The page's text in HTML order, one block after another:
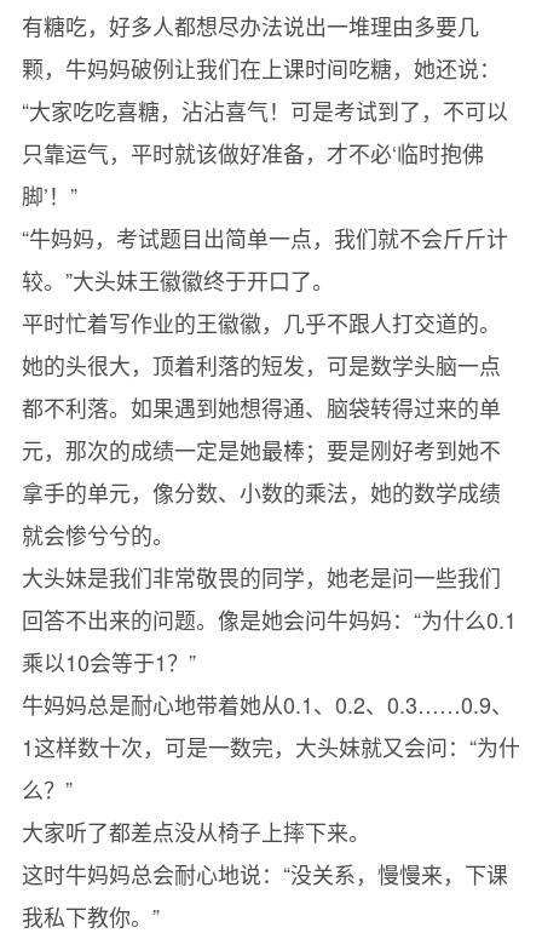
有糖吃，好多人都想尽办法说出一堆理由多要几
颗，牛妈妈破例让我们在上课时间吃糖，她还说：
“大家吃吃喜糖，沾沾喜气！可是考试到了，不可以
只靠运气，平时就该做好准备，才不必‘临时抱佛
脚’！”
“牛妈妈，考试题目出简单一点，我们就不会斤斤计
较。”大头妹王徽徽终于开口了。
平时忙着写作业的王徽徽，几乎不跟人打交道的。
她的头很大，顶着利落的短发，可是数学头脑一点
都不利落。如果遇到她想得通、脑袋转得过来的单
元，那次的成绩一定是她最棒；要是刚好考到她不
拿手的单元，像分数、小数的乘法，她的数学成绩
就会惨兮兮的。
大头妹是我们非常敬畏的同学，她老是问一些我们
回答不出来的问题。像是她会问牛妈妈：“为什么0.1
乘以10会等于1？”
牛妈妈总是耐心地带着她从0.1、0.2、0.3……0.9、
1这样数十次，可是一数完，大头妹就又会问：“为什
么？”
大家听了都差点没从椅子上摔下来。
这时牛妈妈总会耐心地说：“没关系，慢慢来，下课
我私下教你。”